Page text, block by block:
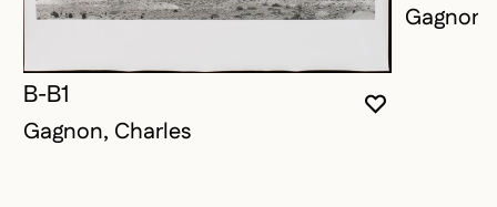
VOUS
FERMER
OUVRIR LA
B-B1
Gagnon, Charles